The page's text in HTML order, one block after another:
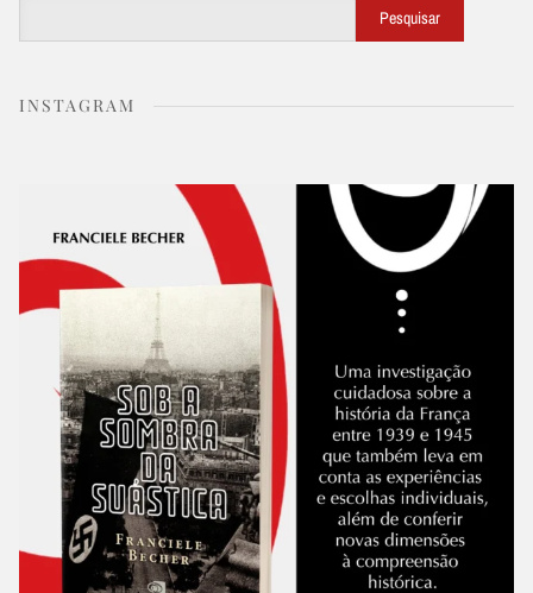
Pesquisar
INSTAGRAM